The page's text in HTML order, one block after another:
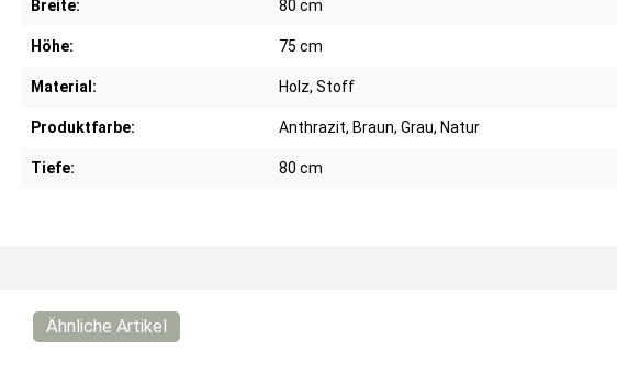
Breite: 80 cm
Höhe: 75 cm
Material: Holz, Stoff
Produktfarbe: Anthrazit, Braun, Grau, Natur
Tiefe: 80 cm
Ähnliche Artikel